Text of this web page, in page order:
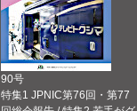
90号
特集1 JPNIC第76回・第77